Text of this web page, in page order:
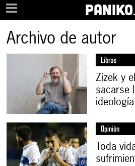
PANIKO
Archivo de autor
Libros
Zizek y
sacarse
ideología
Opinión
Toda